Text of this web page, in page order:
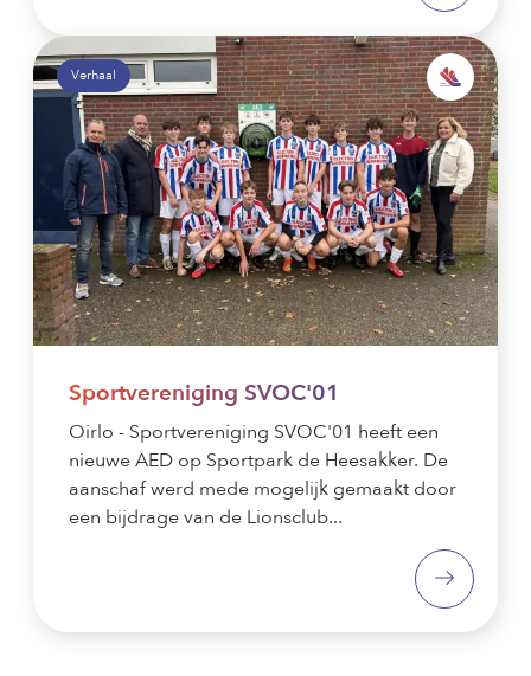
Verhaal
Sportvereniging SVOC'01
Oirlo - Sportvereniging SVOC'01 heeft een
nieuwe AED op Sportpark de Heesakker. De
aanschaf werd mede mogelijk gemaakt door
een bijdrage van de Lionsclub...